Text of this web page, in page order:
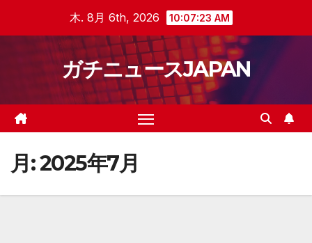
木. 8月 6th, 2026 10:07:24 AM
ガチニュースJAPAN
月:2025年7月